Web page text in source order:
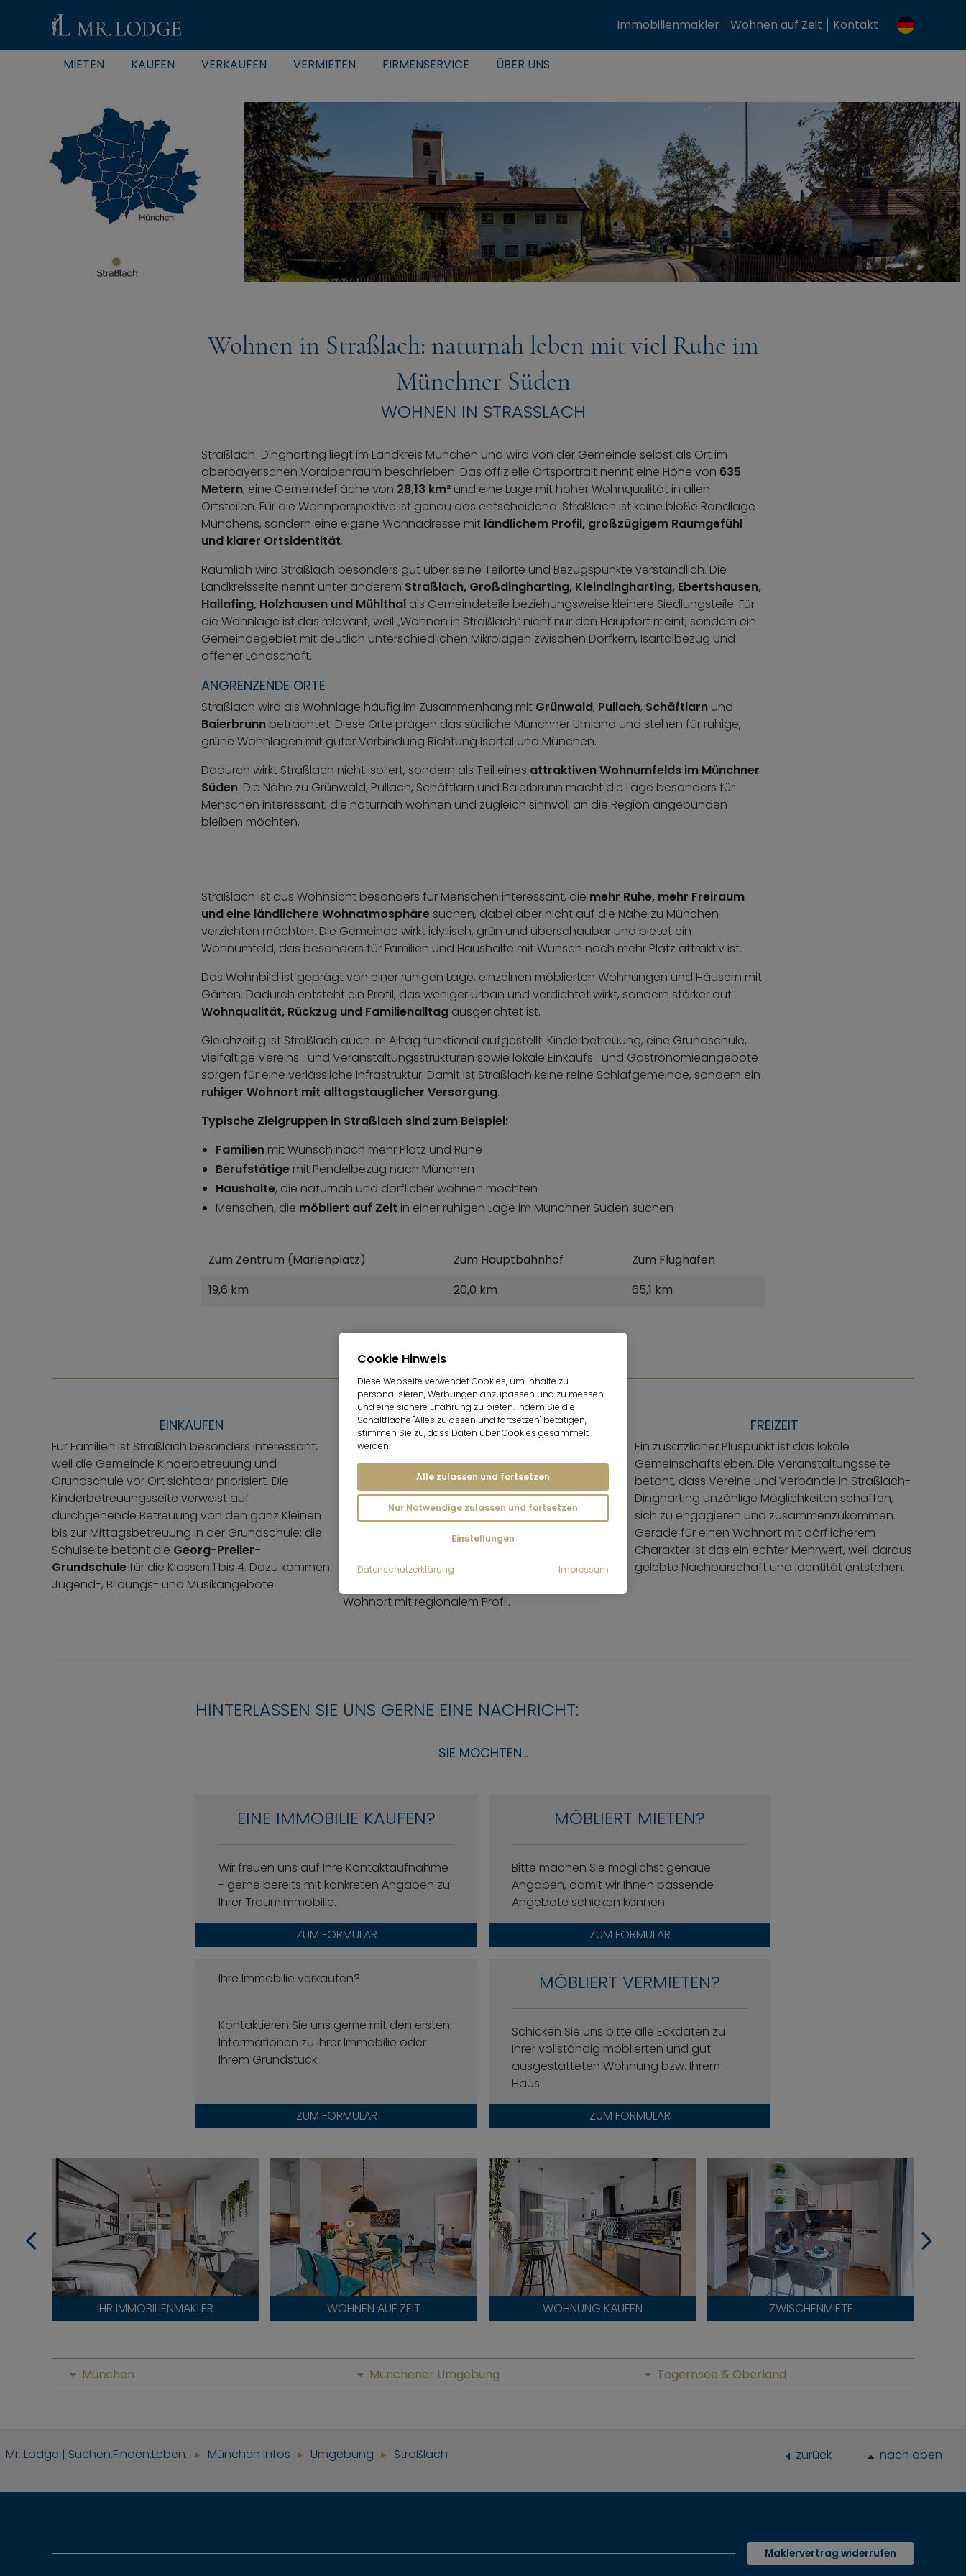
Immobilienmakler Wohnen auf Zeit Kontakt
MIETEN KAUFEN VERKAUFEN VERMIETEN FIRMENSERVICE ÜBER UNS
Wohnen in Straßlach: naturnah leben mit viel Ruhe im
Münchner Süden
WOHNEN IN STRASSLACH
Straßlach-Dingharting liegt im Landkreis München und wird von der Gemeinde selbst als Ort im
oberbayerischen Voralpenraum beschrieben. Das offizielle Ortsportrait nennt eine Höhe von 635
Metern, eine Gemeindefläche von 28,13 km² und eine Lage mit hoher Wohnqualität in allen
Ortsteilen. Für die Wohnperspektive ist genau das entscheidend: Straßlach ist keine bloße Randlage
Münchens, sondern eine eigene Wohnadresse mit ländlichem Profil, großzügigem Raumgefühl
und klarer Ortsidentität.
Räumlich wird Straßlach besonders gut über seine Teilorte und Bezugspunkte verständlich. Die
Landkreisseite nennt unter anderem Straßlach, Großdingharting, Kleindingharting, Ebertshausen,
Hailafing, Holzhausen und Mühlthal als Gemeindeteile beziehungsweise kleinere Siedlungsteile. Für
die Wohnlage ist das relevant, weil „Wohnen in Straßlach“ nicht nur den Hauptort meint, sondern ein
Gemeindegebiet mit deutlich unterschiedlichen Mikrolagen zwischen Dorfkern, Isartalbezug und
offener Landschaft.
ANGRENZENDE ORTE
Straßlach wird als Wohnlage häufig im Zusammenhang mit Grünwald, Pullach, Schäftlarn und
Baierbrunn betrachtet. Diese Orte prägen das südliche Münchner Umland und stehen für ruhige,
grüne Wohnlagen mit guter Verbindung Richtung Isartal und München.
Dadurch wirkt Straßlach nicht isoliert, sondern als Teil eines attraktiven Wohnumfelds im Münchner
Süden. Die Nähe zu Grünwald, Pullach, Schäftlarn und Baierbrunn macht die Lage besonders für
Menschen interessant, die naturnah wohnen und zugleich sinnvoll an die Region angebunden
bleiben möchten.
Straßlach ist aus Wohnsicht besonders für Menschen interessant, die mehr Ruhe, mehr Freiraum
und eine ländlichere Wohnatmosphäre suchen, dabei aber nicht auf die Nähe zu München
verzichten möchten. Die Gemeinde wirkt idyllisch, grün und überschaubar und bietet ein
Wohnumfeld, das besonders für Familien und Haushalte mit Wunsch nach mehr Platz attraktiv ist.
Das Wohnbild ist geprägt von einer ruhigen Lage, einzelnen möblierten Wohnungen und Häusern mit
Gärten. Dadurch entsteht ein Profil, das weniger urban und verdichtet wirkt, sondern stärker auf
Wohnqualität, Rückzug und Familienalltag ausgerichtet ist.
Gleichzeitig ist Straßlach auch im Alltag funktional aufgestellt. Kinderbetreuung, eine Grundschule,
vielfältige Vereins- und Veranstaltungsstrukturen sowie lokale Einkaufs- und Gastronomieangebote
sorgen für eine verlässliche Infrastruktur. Damit ist Straßlach keine reine Schlafgemeinde, sondern ein
ruhiger Wohnort mit alltagstauglicher Versorgung.
Typische Zielgruppen in Straßlach sind zum Beispiel:
Familien mit Wunsch nach mehr Platz und Ruhe
Berufstätige mit Pendelbezug nach München
Haushalte, die naturnah und dörflicher wohnen möchten
Menschen, die möbliert auf Zeit in einer ruhigen Lage im Münchner Süden suchen
Zum Zentrum (Marienplatz) Zum Hauptbahnhof
Zum Flughafen
19,6 km
20,0 km 65,1 km
EINKAUFEN
Für Familien ist Straßlach besonders interessant,
weil die Gemeinde Kinderbetreuung und
Grundschule vor Ort sichtbar priorisiert. Die
Kinderbetreuungsseite verweist auf
durchgehende Betreuung von den ganz Kleinen
bis zur Mittagsbetreuung in der Grundschule; die
Schulseite betont die Georg-Preller-
Grundschulefür die Klassen 1 bis 4. Dazu kommen
Jugend-, Bildungs- und Musikangebote.
GASTRONOMIE
Auch gastronomisch ist Straßlach für eine kleinere
Gemeinde bemerkenswert sichtbar. Die
Gemeinde spricht vonzahlreichen, teils
überregional bekannten Wirtshäusern,
Restaurants und Biergärten . Auf der Seite
„Sehenswertes“ werden unter anderem
dasWaldhaus Deininger Weiher
als bekannte
Wohnort mit regionalem Profil.
FREIZEIT
Ein zusätzlicher Pluspunkt ist das lokale
Gemeinschaftsleben. Die Veranstaltungsseite
betont, dass Vereine und Verbände in Straßlach-
Dingharting unzählige Möglichkeiten schaffen,
sich zu engagieren und zusammenzukommen.
Gerade für einen Wohnort mit dörflicherem
Charakter ist das ein echter Mehrwert, weil daraus
gelebte Nachbarschaft und Identität entstehen.
HINTERLASSEN SIE UNS GERNE EINE NACHRICHT:
SIE MÖCHTEN...
EINE IMMOBILIE KAUFEN?
Wir freuen uns auf Ihre Kontaktaufnahme
- gerne bereits mit konkreten Angaben zu
Ihrer Traumimmobilie.
ZUM FORMULAR
MÖBLIERT MIETEN?
Bitte machen Sie möglichst genaue
Angaben, damit wir Ihnen passende
Angebote schicken können.
ZUM FORMULAR
Ihre Immobilie verkaufen?
Kontaktieren Sie uns gerne mit den ersten
Informationen zu Ihrer Immobilie oder
Ihrem Grundstück.
ZUM FORMULAR
MÖBLIERT VERMIETEN?
Schicken Sie uns bitte alle Eckdaten zu
Ihrer vollständig möblierten und gut
ausgestatteten Wohnung bzw. Ihrem
Haus.
ZUM FORMULAR
IHR IMMOBILIENMAKLER WOHNEN AUF ZEIT WOHNUNG KAUFEN ZWISCHENMIETE
München Münchener Umgebung Tegernsee & Oberland
Mr. Lodge | Suchen.Finden.Leben. München Infos Umgebung Straßlach zurück nach oben
Maklervertrag widerrufen
Cookie Hinweis
Diese Webseite verwendet Cookies, um Inhalte zu
personalisieren, Werbungen anzupassen und zu messen
und eine sichere Erfahrung zu bieten. Indem Sie die
Schaltfläche "Alles zulassen und fortsetzen" betätigen,
stimmen Sie zu, dass Daten über Cookies gesammelt
werden.
Alle zulassen und fortsetzen
Nur Notwendige zulassen und fortsetzen
Einstellungen
Datenschutzerklärung Impressum